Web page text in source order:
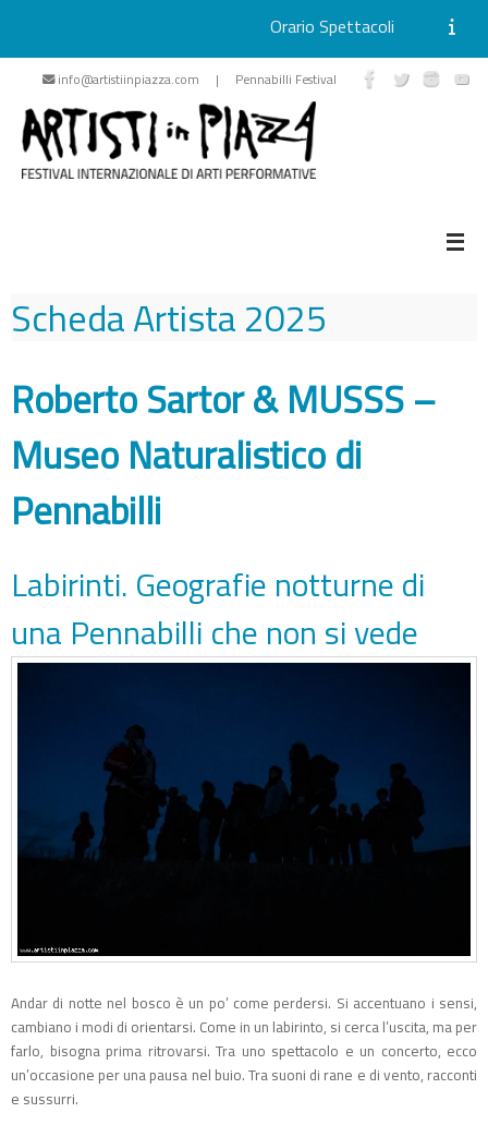
Vai
contenuto
Orario Spettacoli
info@artistiinpiazza.com | Pennabilli Festival
Scheda Artista2025
Roberto Sartor & MUSSS –
Museo Naturalistico di
Pennabilli
Labirinti. Geografie notturne di
una Pennabilli che non si vede
Andar di notte nel bosco è un po’ come perdersi. Si accentuano i sensi,
cambiano i modi di orientarsi. Come in un labirinto, si cerca l’uscita, ma per
farlo, bisogna prima ritrovarsi. Tra uno spettacolo e un concerto, ecco
un’occasione per una pausa nel buio. Tra suoni di rane e di vento, racconti
e sussurri.